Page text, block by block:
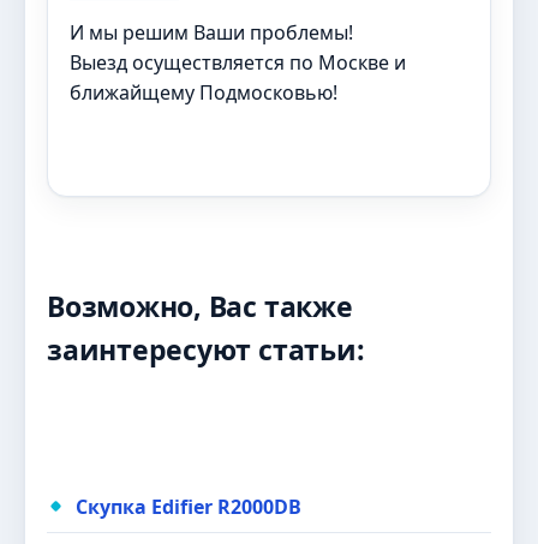
И мы решим Ваши проблемы!
Выезд осуществляется по Москве и
ближайщему Подмосковью!
Возможно, Вас также
заинтересуют статьи:
Скупка Edifier R2000DB